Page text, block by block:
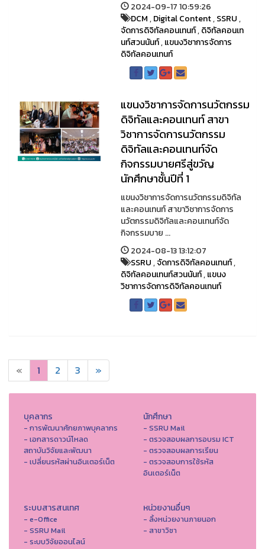
2024-09-17 10:59:26
DCM,Digital Content,SSRU,
จัดการดิจิทัลคอนเทนท์,ดิจิทัลคอนเท
นท์สวนนันท์,แขนงวิชาการจัดการ
ดิจิทัลคอนเทนท์
แขนงวิชาการจัดการนวัตกรรม
ดิจิทัลและคอนเทนท์ สาขา
วิชาการจัดการนวัตกรรม
ดิจิทัลและคอนเทนท์จัด
กิจกรรมบายศรีสู่ขวัญ
นักศึกษาชั้นปีที่ 1
แขนงวิชาการจัดการนวัตกรรมดิจิทัล
และคอนเทนท์ สาขาวิชาการจัดการ
นวัตกรรมดิจิทัลและคอนเทนท์จัด
กิจกรรมบาย ...
2024-08-13 13:12:07
SSRU,จัดการดิจิทัลคอนเทนท์,
ดิจิทัลคอนเทนท์สวนนันท์,แขนง
วิชาการจัดการดิจิทัลคอนเทนท์
« 1 2 3 »
บุคลากร
- การพัฒนาศักยภาพบุคลากร
- เอกสารดาวน์โหลด
สถาบันวิจัยและพัฒนา
- เปลี่ยนรหัสผ่านอินเตอร์เน็ต
นักศึกษา
- SSRU Mail
- ตรวจสอบผลการอบรม ICT
- ตรวจสอบผลการเรียน
- ตรวจสอบการใช้รหัส
อินเตอร์เน็ต
ระบบสารสนเทศ
- e-Office
- SSRU Mail
- ระบบวิจัยออนไลน์
หน่วยงานอื่นๆ
- ลิ้งหน่วยงานภายนอก
- สาขาวิชา